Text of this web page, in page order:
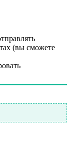
(вы cможете